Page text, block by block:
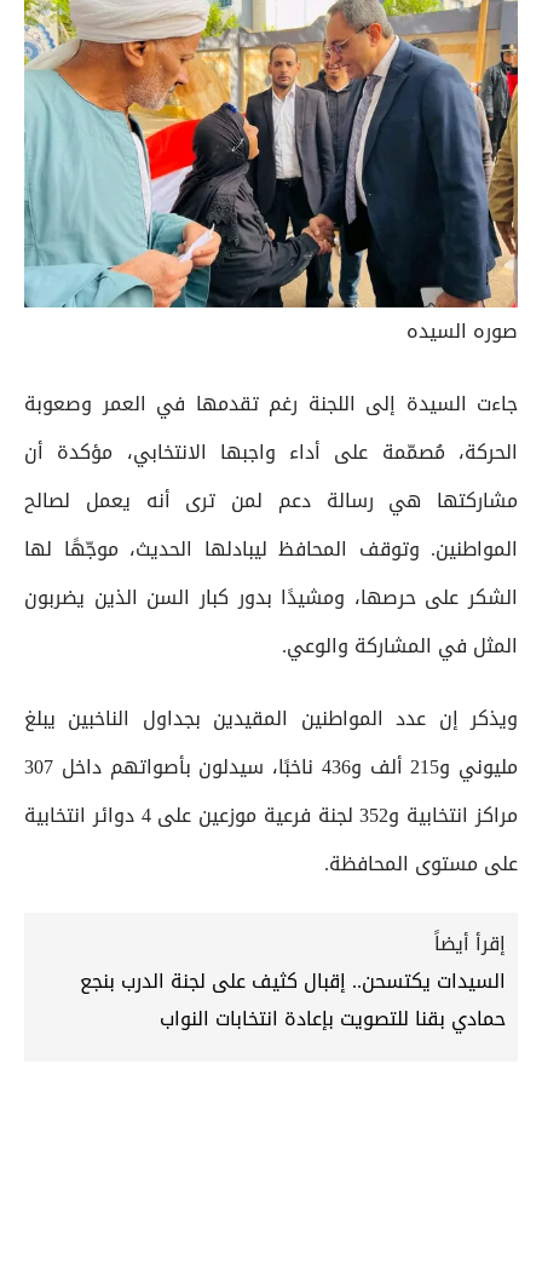
صوره السيده
جاءت السيدة إلى اللجنة رغم تقدمها في العمر وصعوبة
الحركة، مُصمّمة على أداء واجبها الانتخابي، مؤكدة أن
مشاركتها هي رسالة دعم لمن ترى أنه يعمل لصالح
المواطنين. وتوقف المحافظ ليبادلها الحديث، موجّهًا لها
الشكر على حرصها، ومشيدًا بدور كبار السن الذين يضربون
المثل في المشاركة والوعي.
ويذكر إن عدد المواطنين المقيدين بجداول الناخبين يبلغ
مليوني و215 ألف و436 ناخبًا، سيدلون بأصواتهم داخل 307
مراكز انتخابية و352 لجنة فرعية موزعين على 4 دوائر انتخابية
على مستوى المحافظة.
إقرأ أيضاً
السيدات يكتسحن.. إقبال كثيف على لجنة الدرب بنجع
حمادي بقنا للتصويت بإعادة انتخابات النواب